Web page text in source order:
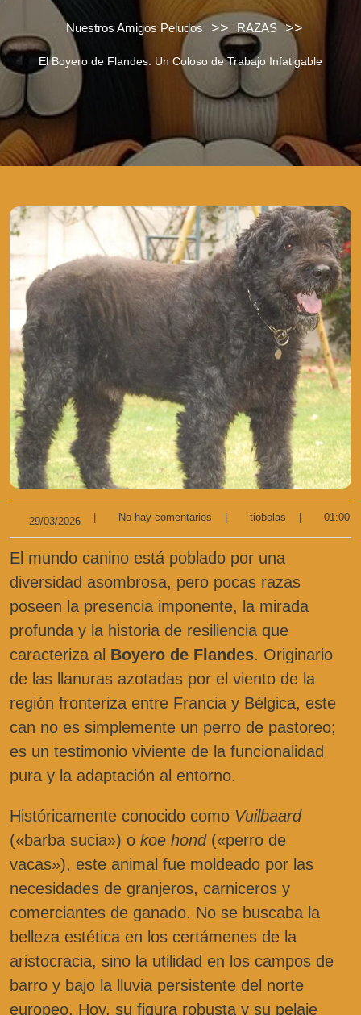
Nuestros Amigos Peludos >> RAZAS >>
El Boyero de Flandes: Un Coloso de Trabajo Infatigable
29/03/2026 No hay comentarios tiobolas 01:00
El mundo canino está poblado por una
diversidad asombrosa, pero pocas razas
poseen la presencia imponente, la mirada
profunda y la historia de resiliencia que
caracteriza al Boyero de Flandes. Originario
de las llanuras azotadas por el viento de la
región fronteriza entre Francia y Bélgica, este
can no es simplemente un perro de pastoreo;
es un testimonio viviente de la funcionalidad
pura y la adaptación al entorno.
Históricamente conocido como Vuilbaard
(«barba sucia») o koe hond(«perro de
vacas»), este animal fue moldeado por las
necesidades de granjeros, carniceros y
comerciantes de ganado. No se buscaba la
belleza estética en los certámenes de la
aristocracia, sino la utilidad en los campos de
barro y bajo la lluvia persistente del norte
europeo. Hoy, su figura robusta y su pelaje